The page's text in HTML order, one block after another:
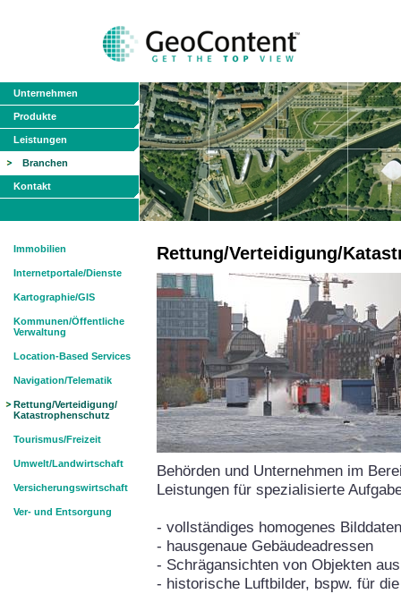
Unternehmen
Produkte
Leistungen
Branchen
Kontakt
Immobilien
Internetportale/Dienste
Kartographie/GIS
Kommunen/Öffentliche
Verwaltung
Location-Based Services
Navigation/Telematik
Rettung/Verteidigung/
Katastrophenschutz
Tourismus/Freizeit
Umwelt/Landwirtschaft
Versicherungswirtschaft
Ver- und Entsorgung
Rettung/Verteidigung/
Behörden und Unternehmen im
Leistungen für spezialisierte
- vollständiges homogenes
- hausgenaue Gebäudeadressen
- Schrägansichten von Objekten
- historische Luftbilder, bspw. für